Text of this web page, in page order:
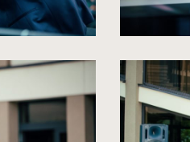
spowoduje
powiększenie
zdjęcia
do
rozmiarów
oryginalnych